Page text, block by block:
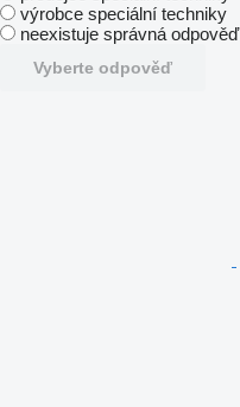
výrobce speciální techniky
neexistuje správná odpověď
Vyberte odpověď